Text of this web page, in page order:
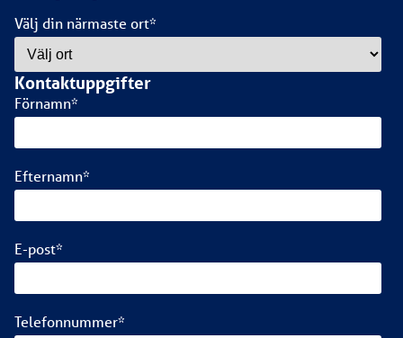
Välj din närmaste ort*
Kontaktuppgifter
Förnamn*
Efternamn*
E-post*
Telefonnummer*